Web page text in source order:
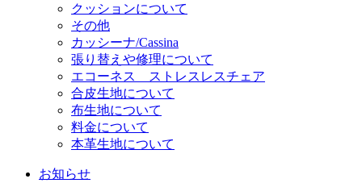
クッションについて
その他
カッシーナ/Cassina
張り替えや修理について
エコーネス ストレスレスチェア
合皮生地について
布生地について
料金について
本革生地について
お知らせ